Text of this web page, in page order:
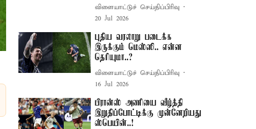
விளையாட்டுச் செய்திப்பிரிவு
20 Jul 2026
புதிய வரலாறு படைக்க
இருக்கும் மெஸ்ஸி.. என்ன
தெரியுமா..?
விளையாட்டுச் செய்திப்பிரிவு
16 Jul 2026
பிரான்ஸ் அணியை வீழ்த்தி
இறுதிப்போட்டிக்கு முன்னேறியது
ஸ்பெயின்..!